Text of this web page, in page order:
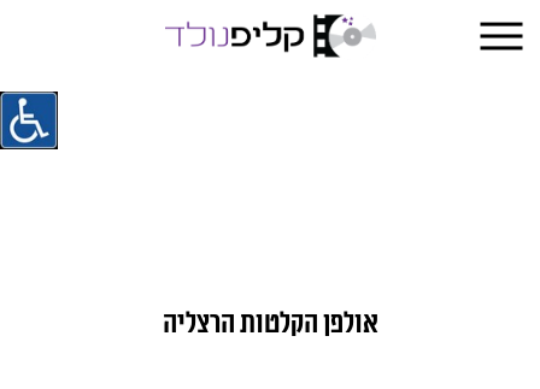
אולפן הקלטות הרצליה